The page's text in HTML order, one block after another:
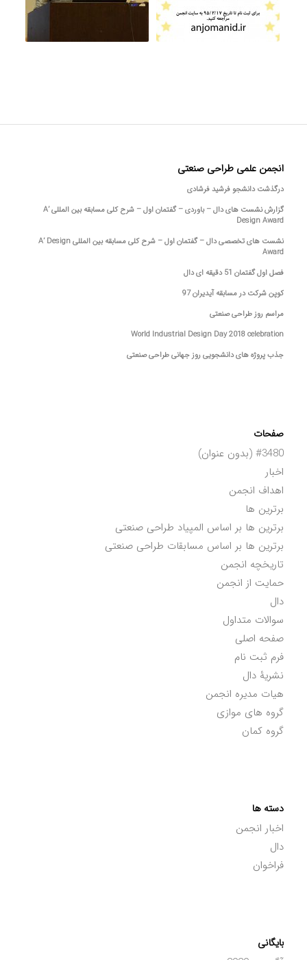
انجمن علمی طراحی صنعتی
درگذشت دانشجو فرشید فرشادی
گزارش نشست های دال – باوردی – گفتمان اول – شرح کلی مسابقه بین المللی A’
Design Award
نشست های تخصصی دال – گفتمان اول – شرح کلی مسابقه بین المللی A’ Design
Award
فصل اول گفتمان 51 دقیقه ای دال
کوپن شرکت در مسابقه آیدیران 97
مراسم روز طراحی صنعتی
World Industrial Design Day 2018 celebration
جذب پروژه های دانشجویی روز جهانی طراحی صنعتی
صفحات
#3480 (بدون عنوان)
اخبار
اهداف انجمن
برترین ها
برترین ها بر اساس المپیاد طراحی صنعتی
برترین ها بر اساس مسابقات طراحی صنعتی
تاریخچه انجمن
حمایت از انجمن
دال
سوالات متداول
صفحه اصلی
فرم ثبت نام
نشریۀ دال
هیات مدیره انجمن
گروه های موازی
گروه کمان
دسته ها
اخبار انجمن
دال
فراخوان
بایگانی